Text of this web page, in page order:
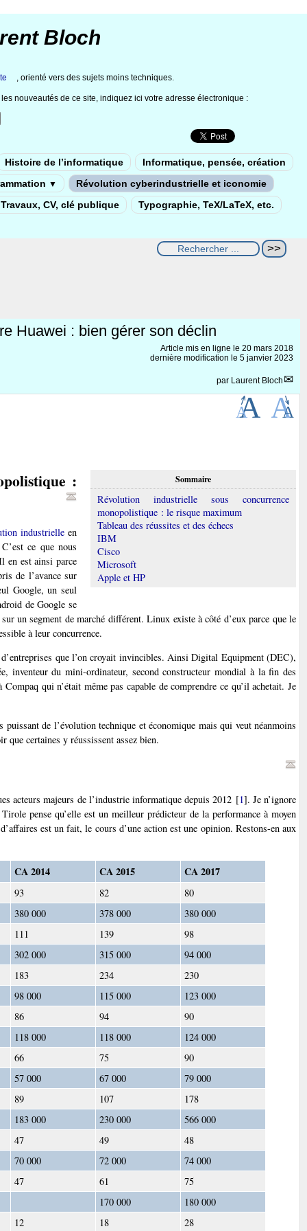
Bloch
, orienté vers des sujets moins techniques.
nouveautés de ce site, indiquez ici votre adresse électronique :
Histoire de l’informatique
Informatique, pensée, création
▼
Révolution cyberindustrielle et iconomie
Travaux, CV, clé publique
Typographie, TeX/LaTeX, etc.
Huawei : bien gérer son déclin
Article mis en ligne le 20 mars 2018
dernière modification le 5 janvier 2023
par Laurent Bloch
Sommaire
Révolution industrielle sous concurrence
monopolistique : le risque maximum
Tableau des réussites et des échecs
IBM
Cisco
Microsoft
Apple et HP
:
industrielleen
ce que nous
en est ainsi parce
de l’avance sur
Google, un seul
de Google se
un segment de marché différent. Linux existe à côté d’eux parce que le
à leur concurrence.
que l’on croyait invincibles. Ainsi Digital Equipment (DEC),
inventeur du mini-ordinateur, second constructeur mondial à la fin des
qui n’était même pas capable de comprendre ce qu’il achetait. Je
de l’évolution technique et économique mais qui veut néanmoins
certaines y réussissent assez bien.
acteurs majeurs de l’industrie informatique depuis 2012 [1]. Je n’ignore
pense qu’elle est un meilleur prédicteur de la performance à moyen
est un fait, le cours d’une action est une opinion. Restons-en aux
CA 2014 CA 2015 CA 2017
93 82
80
380 000
378 000
380 000
111
139
98
302 000
315 000
94 000
183
234
230
98 000
115 000
123 000
86
94
90
118 000
118 000
124 000
66
75
90
57 000
67 000
79 000
89
107
178
183 000
230 000
566 000
47
49
48
70 000
72 000
74 000
47
61
75
170 000
180 000
12
18 28